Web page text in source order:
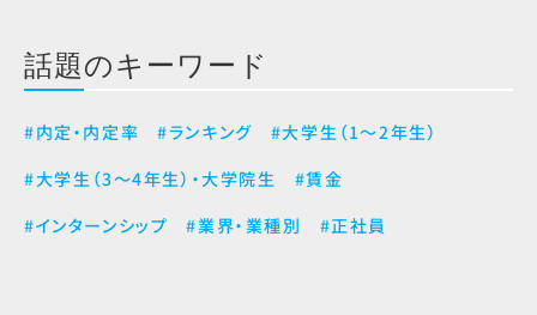
話題のキーワード
#内定・内定率 #ランキング
#大学生（1～2年生）
#大学生（3～4年生）・大学院生
#賃金
#インターンシップ
#業界・業種別 #正社員